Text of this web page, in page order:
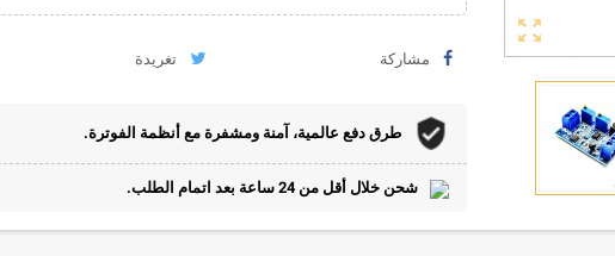
zoom_out_map
مشاركة تغريدة
طرق دفع عالمية، آمنة ومشفرة مع أنظمة الفوترة.
شحن خلال أقل من 24 ساعة بعد اتمام الطلب.